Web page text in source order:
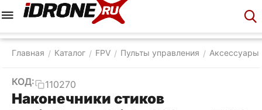
Главная / Каталог / FPV / Пульты управления / Аксессуары
КОД: 110270
Наконечники стиков
Корзина